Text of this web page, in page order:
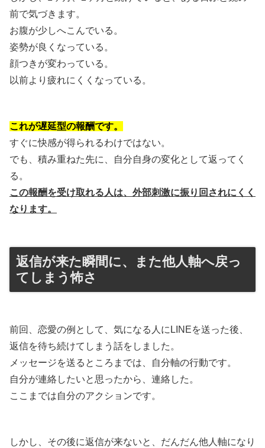
前で気づきます。
お腹が少しへこんでいる。
姿勢が良くなっている。
顔つきが変わっている。
以前より疲れにくくなっている。
これが遅延型の報酬です。
すぐに快感が得られるわけではない。
でも、積み重ねた先に、自分自身の変化として返ってく
る。
この報酬を受け取れる人は、外部刺激に振り回されにくく
なります。
返信が来た瞬間に、また他人軸へ戻っ
てしまう怖さ
前回、恋愛の例として、気になる人にLINEを送った後、
返信を待ち続けてしまう話をしました。
メッセージを送るところまでは、自分軸の行動です。
自分が連絡したいと思ったから、連絡した。
ここまでは自分のアクションです。
しかし、その後に返信が来ないと、だんだん他人軸になり